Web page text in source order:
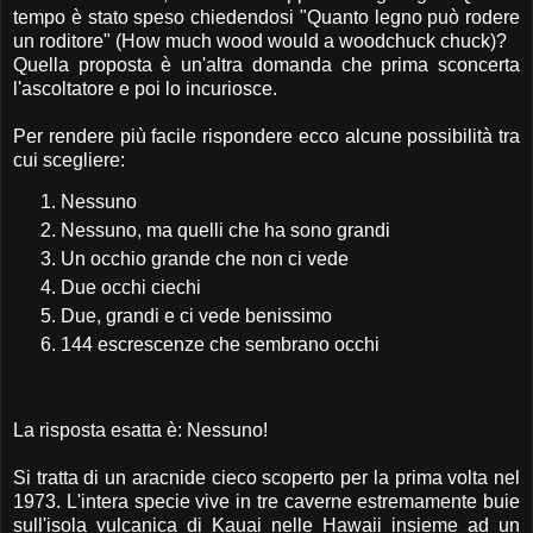
tempo è stato speso chiedendosi "Quanto legno può rodere
un roditore" (How much wood would a woodchuck chuck)?
Quella proposta è un'altra domanda che prima sconcerta
l'ascoltatore e poi lo incuriosce.
Per rendere più facile rispondere ecco alcune possibilità tra
cui scegliere:
Nessuno
Nessuno, ma quelli che ha sono grandi
Un occhio grande che non ci vede
Due occhi ciechi
Due, grandi e ci vede benissimo
144 escrescenze che sembrano occhi
La risposta esatta è: Nessuno!
Si tratta di un aracnide cieco scoperto per la prima volta nel
1973. L'intera specie vive in tre caverne estremamente buie
sull'isola vulcanica di Kauai nelle Hawaii insieme ad un